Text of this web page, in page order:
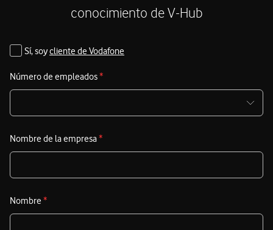
conocimiento de V-Hub
Sí, soycliente de Vodafone
Número de empleados*
Nombre de la empresa*
Nombre *